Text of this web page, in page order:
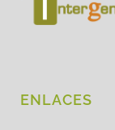
ENLACES